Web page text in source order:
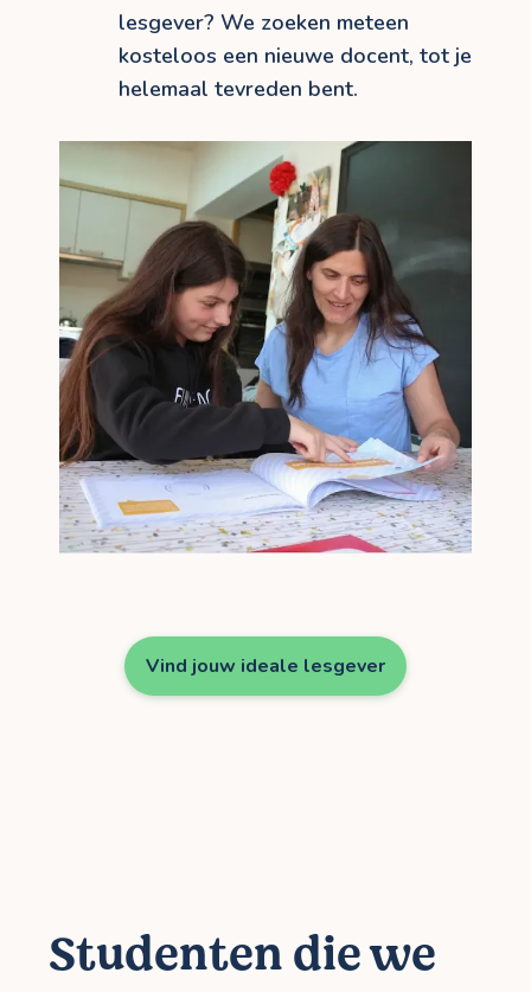
lesgever? We zoeken meteen
kosteloos een nieuwe docent, tot je
helemaal tevreden bent.
Vind jouw ideale lesgever
Studenten die we